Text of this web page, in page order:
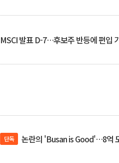
MSCI 발표 D-7…후보주 반등에 편입
단독 논란의 'Busan is Good'…8억